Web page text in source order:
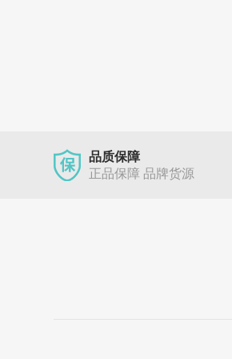
品质保障
正品保障 品牌货源